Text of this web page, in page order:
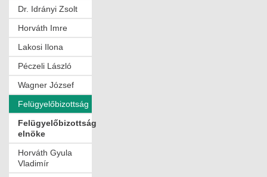
Dr. Idrányi Zsolt
Horváth Imre
Lakosi Ilona
Péczeli László
Wagner József
Felügyelőbizottság
Felügyelőbizottság
elnöke
Horváth Gyula
Vladimír